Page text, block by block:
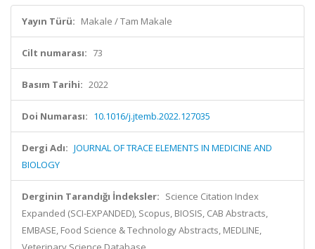
Yayın Türü: Makale / Tam Makale
Cilt numarası: 73
Basım Tarihi: 2022
Doi Numarası: 10.1016/j.jtemb.2022.127035
Dergi Adı: JOURNAL OF TRACE ELEMENTS IN MEDICINE AND
BIOLOGY
Derginin Tarandığı İndeksler: Science Citation Index
Expanded (SCI-EXPANDED), Scopus, BIOSIS, CAB Abstracts,
EMBASE, Food Science & Technology Abstracts, MEDLINE,